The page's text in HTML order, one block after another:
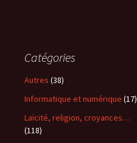
Catégories
Autres (38)
Informatique et numérique (17)
Laïcité, religion, croyances…
(118)